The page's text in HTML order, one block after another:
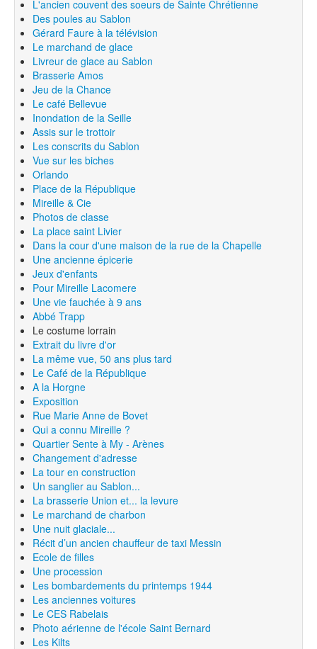
L'ancien couvent des soeurs de Sainte Chrétienne
Des poules au Sablon
Gérard Faure à la télévision
Le marchand de glace
Livreur de glace au Sablon
Brasserie Amos
Jeu de la Chance
Le café Bellevue
Inondation de la Seille
Assis sur le trottoir
Les conscrits du Sablon
Vue sur les biches
Orlando
Place de la République
Mireille & Cie
Photos de classe
La place saint Livier
Dans la cour d'une maison de la rue de la Chapelle
Une ancienne épicerie
Jeux d'enfants
Pour Mireille Lacomere
Une vie fauchée à 9 ans
Abbé Trapp
Le costume lorrain
Extrait du livre d'or
La même vue, 50 ans plus tard
Le Café de la République
A la Horgne
Exposition
Rue Marie Anne de Bovet
Qui a connu Mireille ?
Quartier Sente à My - Arènes
Changement d'adresse
La tour en construction
Un sanglier au Sablon...
La brasserie Union et... la levure
Le marchand de charbon
Une nuit glaciale...
Récit d’un ancien chauffeur de taxi Messin
Ecole de filles
Une procession
Les bombardements du printemps 1944
Les anciennes voitures
Le CES Rabelais
Photo aérienne de l'école Saint Bernard
Les Kilts